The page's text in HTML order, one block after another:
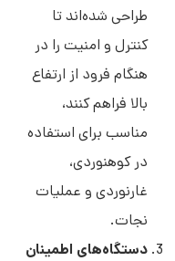
طراحی شده‌اند تا
کنترل و امنیت را در
هنگام فرود از ارتفاع
بالا فراهم کنند،
مناسب برای استفاده
در کوهنوردی،
غارنوردی و عملیات
نجات.
دستگاه‌های اطمینان